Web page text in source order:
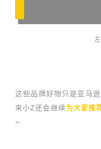
这些品牌好物只是亚马
来小Z还会继续为大家推
~